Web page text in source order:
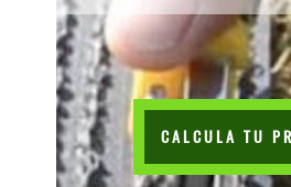
CALCULA TU